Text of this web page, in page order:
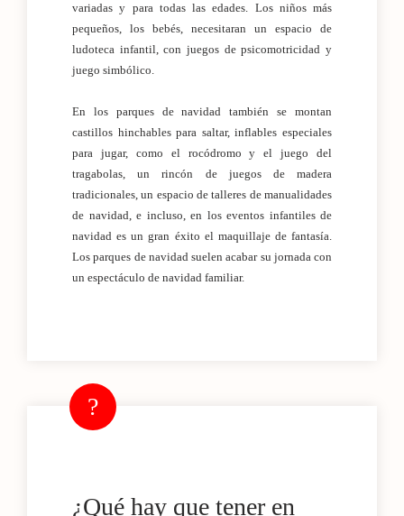
variadas y para todas las edades. Los niños más
pequeños, los bebés, necesitaran un espacio de
ludoteca infantil, con juegos de psicomotricidad y
juego simbólico.
En los parques de navidad también se montan
castillos hinchables para saltar, inflables especiales
para jugar, como el rocódromo y el juego del
tragabolas, un rincón de juegos de madera
tradicionales, un espacio de talleres de manualidades
de navidad, e incluso, en los eventos infantiles de
navidad es un gran éxito el maquillaje de fantasía.
Los parques de navidad suelen acabar su jornada con
un espectáculo de navidad familiar.
¿Qué hay que tener en